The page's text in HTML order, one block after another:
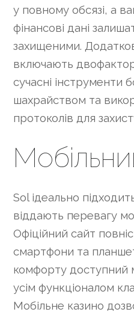
у повному обсязі, а
фінансові дані
захищеними.
включають
сучасні інструменти
шахрайством та
протоколів для
Sol ідеально
віддають перевагу
Офіційний сайт
смартфони та
комфорту доступний
усім функціоналом
Мобільне казино